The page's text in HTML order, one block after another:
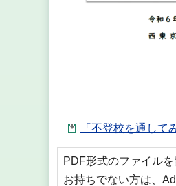
「不登校を通し
PDF形式のファイル
お持ちでない方は、